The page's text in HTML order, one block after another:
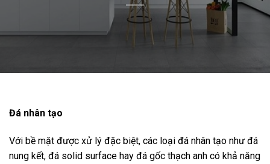
Đá nhân tạo
Với bề mặt được xử lý đặc biệt, các loại đá nhân tạo như đá
nung kết, đá solid surface hay đá gốc thạch anh có khả năng